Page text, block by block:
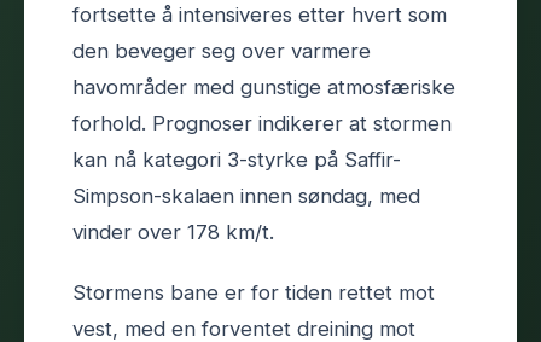
fortsette å intensiveres etter hvert som
den beveger seg over varmere
havområder med gunstige atmosfæriske
forhold. Prognoser indikerer at stormen
kan nå kategori 3-styrke på Saffir-
Simpson-skalaen innen søndag, med
vinder over 178 km/t.
Stormens bane er for tiden rettet mot
vest, med en forventet dreining mot